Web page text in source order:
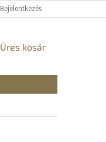
REKLAMÁCIÓK ÉS
Bejelentkezés
KOSÁR
Üres kosár